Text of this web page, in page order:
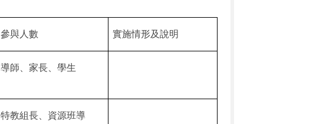
參與人數 實施情形及說明
導師、家長、學生
特教組長、資源班導